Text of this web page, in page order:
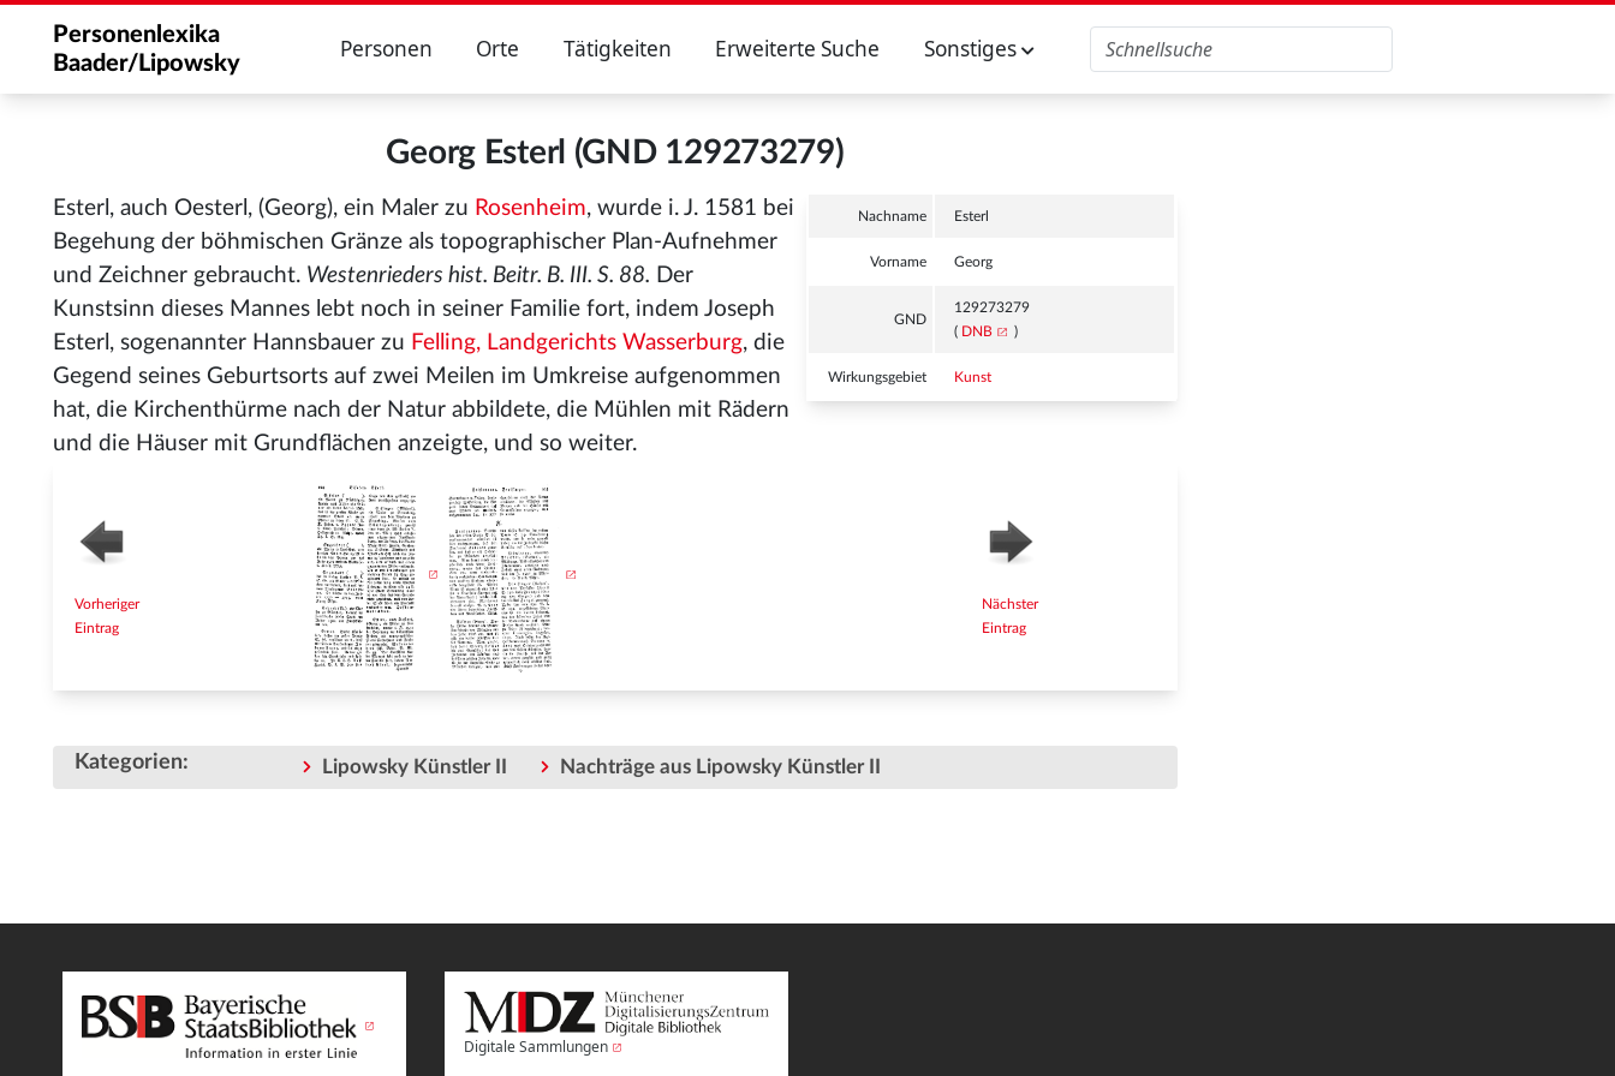
Personenlexika
Baader/Lipowsky
Personen Orte Tätigkeiten Erweiterte Suche Sonstiges
Georg Esterl (GND 129273279)
Nachname Esterl
Vorname Georg
GND
129273279
( DNB )
Wirkungsgebiet Kunst
Esterl, auch Oesterl, (Georg), ein Maler zu Rosenheim, wurde i. J. 1581 bei
Begehung der böhmischen Gränze als topographischer Plan-Aufnehmer
und Zeichner gebraucht. Westenrieders hist. Beitr. B. III. S. 88. Der
Kunstsinn dieses Mannes lebt noch in seiner Familie fort, indem Joseph
Esterl, sogenannter Hannsbauer zu Felling, Landgerichts Wasserburg, die
Gegend seines Geburtsorts auf zwei Meilen im Umkreise aufgenommen
hat, die Kirchenthürme nach der Natur abbildete, die Mühlen mit Rädern
und die Häuser mit Grundflächen anzeigte, und so weiter.
Vorheriger
Eintrag
Nächster
Eintrag
Kategorien: Lipowsky Künstler II Nachträge aus Lipowsky Künstler II
Digitale Sammlungen